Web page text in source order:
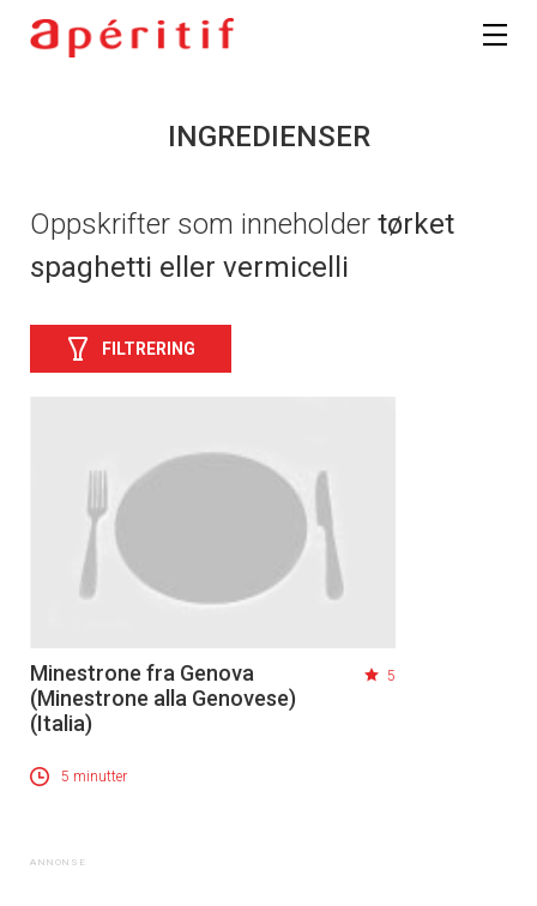
INGREDIENSER
Oppskrifter som inneholder tørket
spaghetti eller vermicelli
FILTRERING
Minestrone fra Genova
(Minestrone alla Genovese)
(Italia)
5
5 minutter